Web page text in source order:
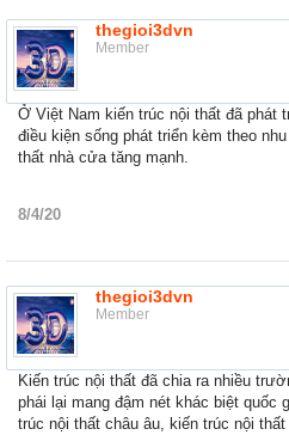
thegioi3dvn
Member
Ở Việt Nam kiến trúc nội thất đã phát
điều kiện sống phát triển kèm theo
thất nhà cửa tăng mạnh.
8/4/20
thegioi3dvn
Member
Kiến trúc nội thất đã chia ra nhiều
phái lại mang đậm nét khác biệt quốc
trúc nội thất châu âu, kiến trúc nội